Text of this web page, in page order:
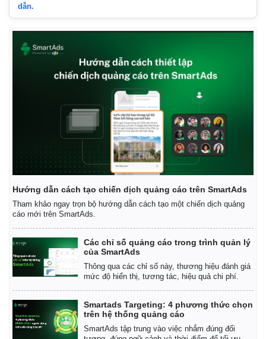
Kinh tế
Bất động sản
Khởi nghiệp
Giá vàng
Chứng khoán
Giá cà phê
dẫn.
Hướng dẫn cách tạo chiến dịch quảng cáo trên SmartAds
Tham khảo ngay trọn bộ hướng dẫn cách tạo một chiến dịch quảng
cáo mới trên SmartAds.
Các chỉ số quảng cáo trong trình quản lý
của SmartAds
Thông qua các chỉ số này, thương hiệu đánh giá
mức độ hiển thị, tương tác, hiệu quả chi phí.
Smartads Targeting: 4 phương thức chọn
trên hệ thống quảng cáo
SmartAds tập trung vào việc nhắm đúng đối